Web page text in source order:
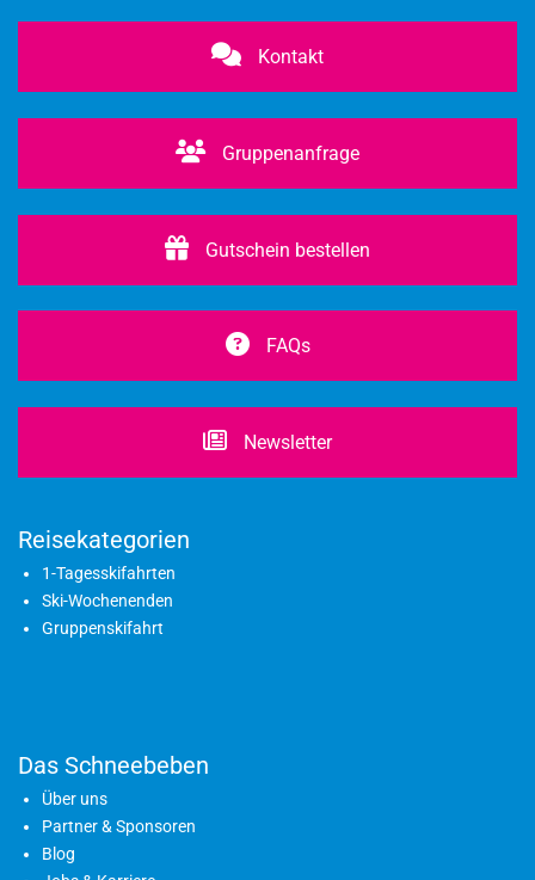
Kontakt
Gruppenanfrage
Gutschein bestellen
FAQs
Newsletter
Reisekategorien
1-Tagesskifahrten
Ski-Wochenenden
Gruppenskifahrt
Das Schneebeben
Über uns
Partner & Sponsoren
Blog